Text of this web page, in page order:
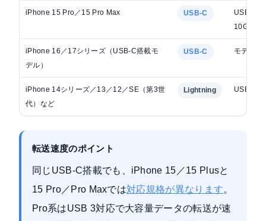
iPhone 15 Pro／15 Pro Max USB-C
USB 3（
10Gbps
iPhone 16／17シリーズ（USB-C搭載モ
デル）
USB-C モデルに
iPhone 14シリーズ／13／12／SE（第3世
代）など
Lightning USB 2.0
転送速度のポイント
同じUSB-C搭載でも、iPhone 15／15 Plusと
15 Pro／Pro Maxでは対応規格が異なります。
Pro系はUSB 3対応で大容量データの転送が速